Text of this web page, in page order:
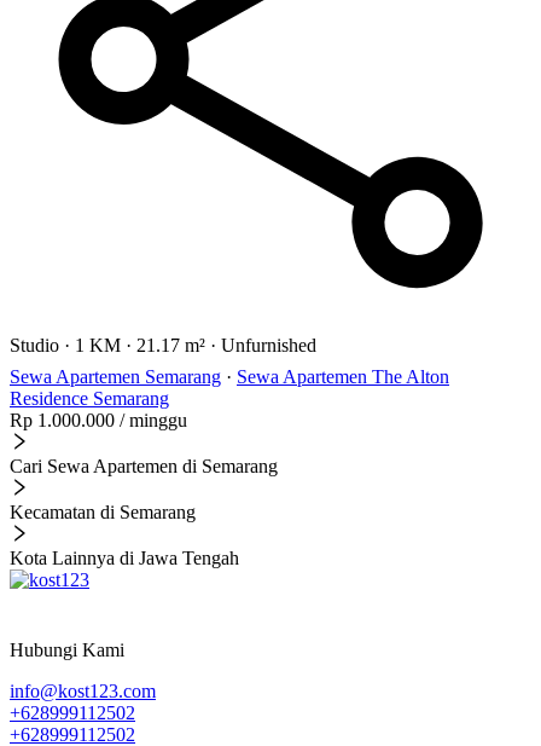
Studio · 1 KM · 21.17 m² · Unfurnished
Sewa Apartemen Semarang · Sewa Apartemen The Alton
Residence Semarang
Rp 1.000.000 / minggu
Cari Sewa Apartemen di Semarang
Kecamatan di Semarang
Kota Lainnya di Jawa Tengah
Hubungi Kami
info@kost123.com
+628999112502
+628999112502